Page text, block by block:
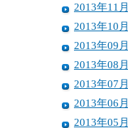
2013年11月
2013年10月
2013年09月
2013年08月
2013年07月
2013年06月
2013年05月